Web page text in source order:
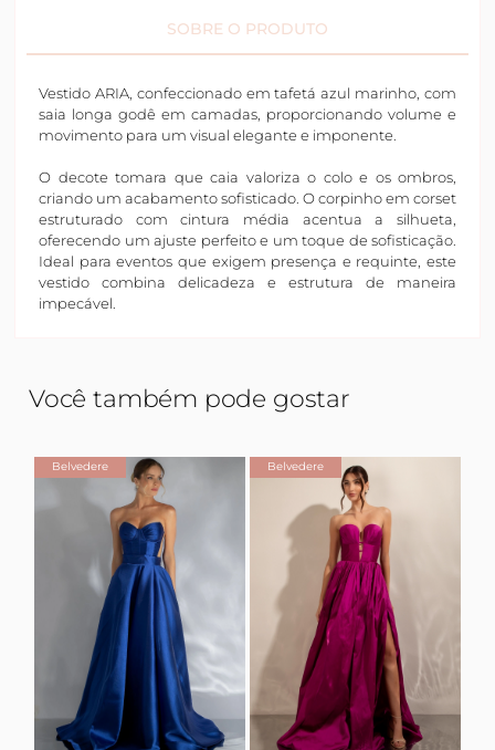
SOBRE O PRODUTO
Vestido ARIA, confeccionado em tafetá azul marinho, com
saia longa godê em camadas, proporcionando volume e
movimento para um visual elegante e imponente.
O decote tomara que caia valoriza o colo e os ombros,
criando um acabamento sofisticado. O corpinho em corset
estruturado com cintura média acentua a silhueta,
oferecendo um ajuste perfeito e um toque de sofisticação.
Ideal para eventos que exigem presença e requinte, este
vestido combina delicadeza e estrutura de maneira
impecável.
Você também pode gostar
Belvedere Belvedere